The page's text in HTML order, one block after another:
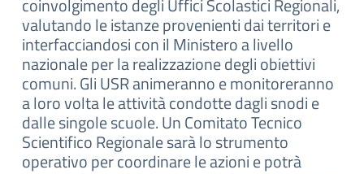
coinvolgimento degli Uffici Scolastici Regionali,
valutando le istanze provenienti dai territori e
interfacciandosi con il Ministero a livello
nazionale per la realizzazione degli obiettivi
comuni. Gli USR animeranno e monitoreranno
a loro volta le attività condotte dagli snodi e
dalle singole scuole. Un Comitato Tecnico
Scientifico Regionale sarà lo strumento
operativo per coordinare le azioni e potrà